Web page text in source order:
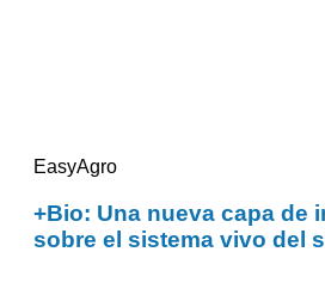
EasyAgro
+Bio: Una nueva capa de
sobre el sistema vivo del